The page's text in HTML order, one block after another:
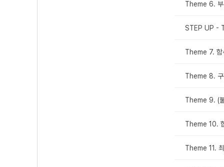
Theme 6. 부
STEP UP -
Theme 7. 함
Theme 8. 구
Theme 9. (
Theme 10.
Theme 11.